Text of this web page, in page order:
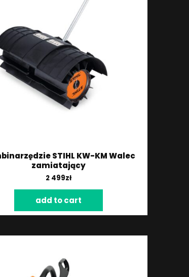
STIHL KW-KM Walec
zamiatający
2 499zł
add to cart